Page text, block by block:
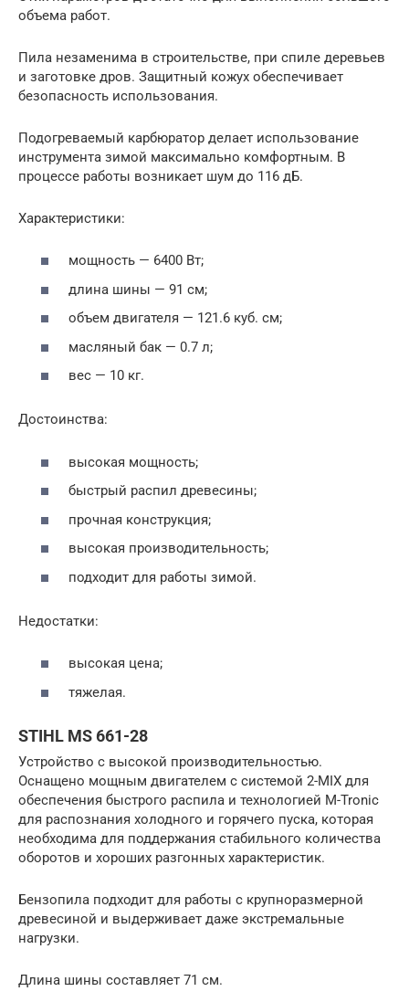
объема работ.
Пила незаменима в строительстве, при спиле деревьев
и заготовке дров. Защитный кожух обеспечивает
безопасность использования.
Подогреваемый карбюратор делает использование
инструмента зимой максимально комфортным. В
процессе работы возникает шум до 116 дБ.
Характеристики:
мощность — 6400 Вт;
длина шины — 91 см;
объем двигателя — 121.6 куб. см;
масляный бак — 0.7 л;
вес — 10 кг.
Достоинства:
высокая мощность;
быстрый распил древесины;
прочная конструкция;
высокая производительность;
подходит для работы зимой.
Недостатки:
высокая цена;
тяжелая.
STIHL MS 661-28
Устройство с высокой производительностью.
Оснащено мощным двигателем с системой 2-MIX для
обеспечения быстрого распила и технологией M-Tronic
для распознания холодного и горячего пуска, которая
необходима для поддержания стабильного количества
оборотов и хороших разгонных характеристик.
Бензопила подходит для работы с крупноразмерной
древесиной и выдерживает даже экстремальные
нагрузки.
Длина шины составляет 71 см.